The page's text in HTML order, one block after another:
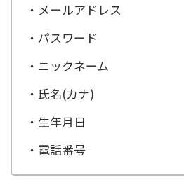
・メールアドレス
・パスワード
・ニックネーム
・氏名(カナ)
・生年月日
・電話番号